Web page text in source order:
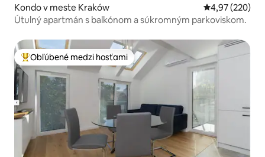
Kondo v meste Kraków Priemerné
4,97 (220)
Útulný apartmán s balkónom a súkromným parkoviskom.
Najobľúbenejšie medzi hosťami
Obľúbené medzi hosťami